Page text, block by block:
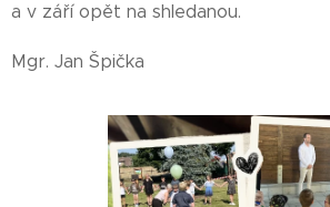
a v září opět na shledanou.
Mgr. Jan Špička